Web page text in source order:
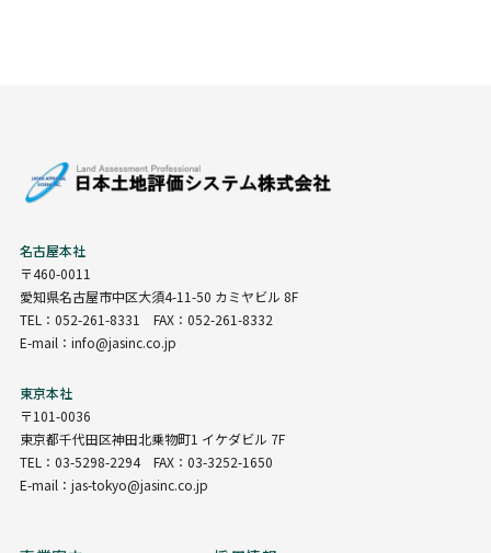
名古屋本社
〒460-0011
愛知県名古屋市中区大須4-11-50 カミヤビル 8F
TEL：052-261-8331 FAX：052-261-8332
E-mail：info@jasinc.co.jp
東京本社
〒101-0036
東京都千代田区神田北乗物町1 イケダビル 7F
TEL：03-5298-2294 FAX：03-3252-1650
E-mail：jas-tokyo@jasinc.co.jp